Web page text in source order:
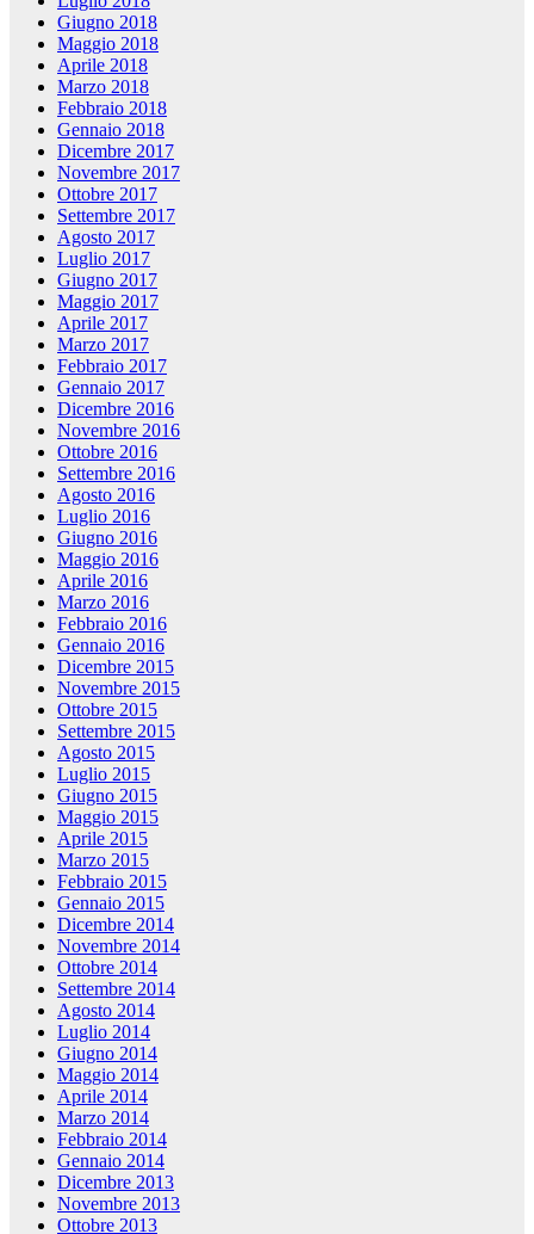
Giugno 2018
Maggio 2018
Aprile 2018
Marzo 2018
Febbraio 2018
Gennaio 2018
Dicembre 2017
Novembre 2017
Ottobre 2017
Settembre 2017
Agosto 2017
Luglio 2017
Giugno 2017
Maggio 2017
Aprile 2017
Marzo 2017
Febbraio 2017
Gennaio 2017
Dicembre 2016
Novembre 2016
Ottobre 2016
Settembre 2016
Agosto 2016
Luglio 2016
Giugno 2016
Maggio 2016
Aprile 2016
Marzo 2016
Febbraio 2016
Gennaio 2016
Dicembre 2015
Novembre 2015
Ottobre 2015
Settembre 2015
Agosto 2015
Luglio 2015
Giugno 2015
Maggio 2015
Aprile 2015
Marzo 2015
Febbraio 2015
Gennaio 2015
Dicembre 2014
Novembre 2014
Ottobre 2014
Settembre 2014
Agosto 2014
Luglio 2014
Giugno 2014
Maggio 2014
Aprile 2014
Marzo 2014
Febbraio 2014
Gennaio 2014
Dicembre 2013
Novembre 2013
Ottobre 2013